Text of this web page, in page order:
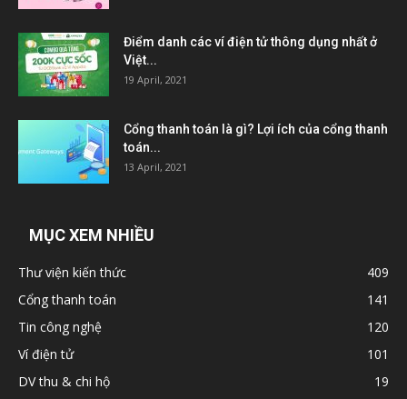
Điểm danh các ví điện tử thông dụng nhất ở
Việt...
19 April, 2021
Cổng thanh toán là gì? Lợi ích của cổng thanh
toán...
13 April, 2021
MỤC XEM NHIỀU
Thư viện kiến thức
409
Cổng thanh toán
141
Tin công nghệ
120
Ví điện tử
101
DV thu & chi hộ
19